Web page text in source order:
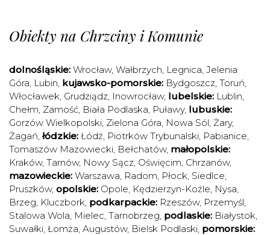
Obiekty na Chrzciny i Komunie
dolnośląskie: Wrocław, Wałbrzych, Legnica, Jelenia
Góra, Lubin, kujawsko-pomorskie: Bydgoszcz, Toruń,
Włocławek, Grudziądz, Inowrocław, lubelskie: Lublin,
Chełm, Zamość, Biała Podlaska, Puławy, lubuskie:
Gorzów Wielkopolski, Zielona Góra, Nowa Sól, Żary,
Żagań, łódzkie: Łódź, Piotrków Trybunalski, Pabianice,
Tomaszów Mazowiecki, Bełchatów, małopolskie:
Kraków, Tarnów, Nowy Sącz, Oświęcim, Chrzanów,
mazowieckie: Warszawa, Radom, Płock, Siedlce,
Pruszków, opolskie: Opole, Kędzierzyn-Koźle, Nysa,
Brzeg, Kluczbork, podkarpackie: Rzeszów, Przemyśl,
Stalowa Wola, Mielec, Tarnobrzeg, podlaskie: Białystok,
Suwałki, Łomża, Augustów, Bielsk Podlaski, pomorskie: